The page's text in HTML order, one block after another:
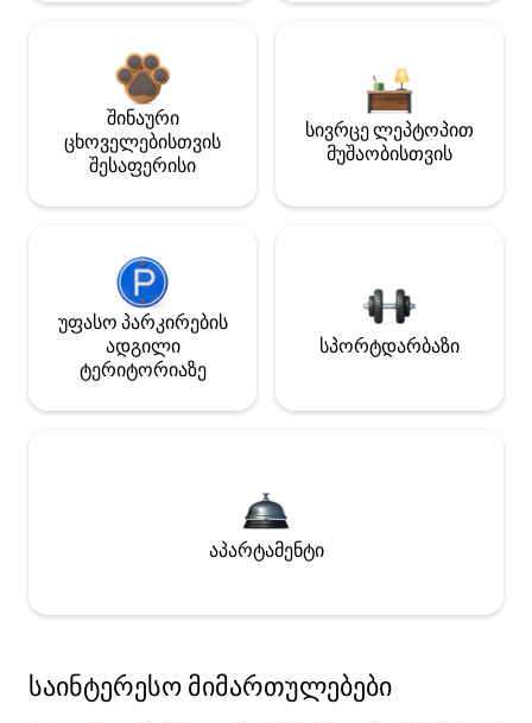
შინაური
ცხოველებისთვის
შესაფერისი
სივრცე ლეპტოპით
მუშაობისთვის
უფასო პარკირების
ადგილი
ტერიტორიაზე
სპორტდარბაზი
აპარტამენტი
საინტერესო მიმართულებები